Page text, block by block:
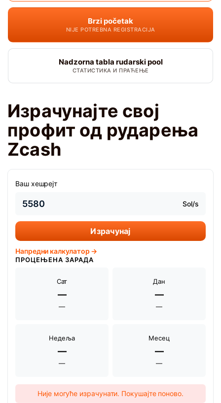
Brzi početak
NIJE POTREBNA REGISTRACIJA
Nadzorna tabla rudarski pool
СТАТИСТИКА И ПРАЋЕЊЕ
Израчунајте свој
профит од рударења
Zcash
Ваш хешрејт
Sol/s
Израчунај
Напредни калкулатор →
ПРОЦЕЊЕНА ЗАРАДА
Сат
—
—
Дан
—
—
Недеља
—
—
Месец
—
—
Није могуће израчунати. Покушајте поново.